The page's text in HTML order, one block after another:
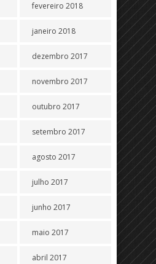
fevereiro 2018
janeiro 2018
dezembro 2017
novembro 2017
outubro 2017
setembro 2017
agosto 2017
julho 2017
junho 2017
maio 2017
abril 2017